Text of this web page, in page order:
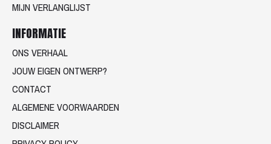
MIJN VERLANGLIJST
INFORMATIE
ONS VERHAAL
JOUW EIGEN ONTWERP?
CONTACT
ALGEMENE VOORWAARDEN
DISCLAIMER